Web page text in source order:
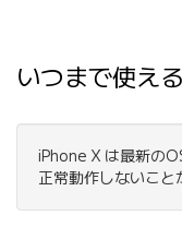
いつまで使え
iPhone X は最新の
正常動作しないこと